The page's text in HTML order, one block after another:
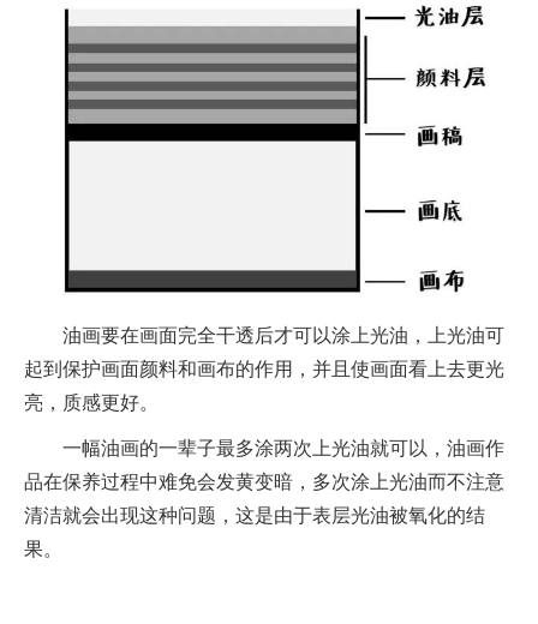
油画要在画面完全干透后才可以涂上光油，上光油可
起到保护画面颜料和画布的作用，并且使画面看上去更光
亮，质感更好。
一幅油画的一辈子最多涂两次上光油就可以，油画作
品在保养过程中难免会发黄变暗，多次涂上光油而不注意
清洁就会出现这种问题，这是由于表层光油被氧化的结
果。